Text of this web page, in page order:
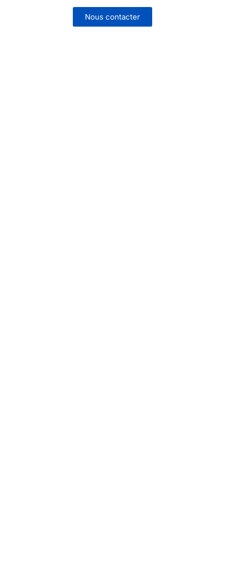
Nous contacter